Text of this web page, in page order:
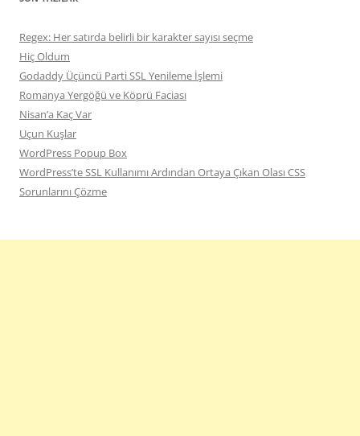
Regex: Her satırda belirli bir karakter sayısı seçme
Hiç Oldum
Godaddy Üçüncü Parti SSL Yenileme İşlemi
Romanya Yergöğü ve Köprü Faciası
Nisan’a Kaç Var
Uçun Kuşlar
WordPress Popup Box
WordPress’te SSL Kullanımı Ardından Ortaya Çıkan Olası CSS
Sorunlarını Çözme